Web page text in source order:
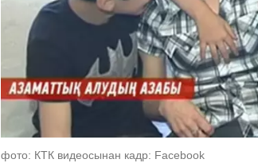
фото: КТК видеосынан кадр: Facebook